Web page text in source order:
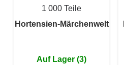
1 000 Teile
Hortensien-Märchenwelt
Auf Lager (3)